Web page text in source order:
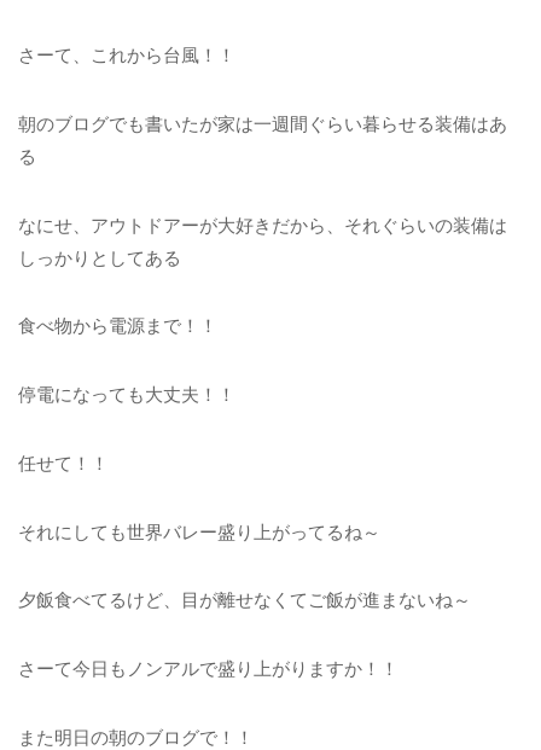
さーて、これから台風！！
朝のブログでも書いたが家は一週間ぐらい暮らせる装備はあ
る
なにせ、アウトドアーが大好きだから、それぐらいの装備は
しっかりとしてある
食べ物から電源まで！！
停電になっても大丈夫！！
任せて！！
それにしても世界バレー盛り上がってるね～
夕飯食べてるけど、目が離せなくてご飯が進まないね～
さーて今日もノンアルで盛り上がりますか！！
また明日の朝のブログで！！